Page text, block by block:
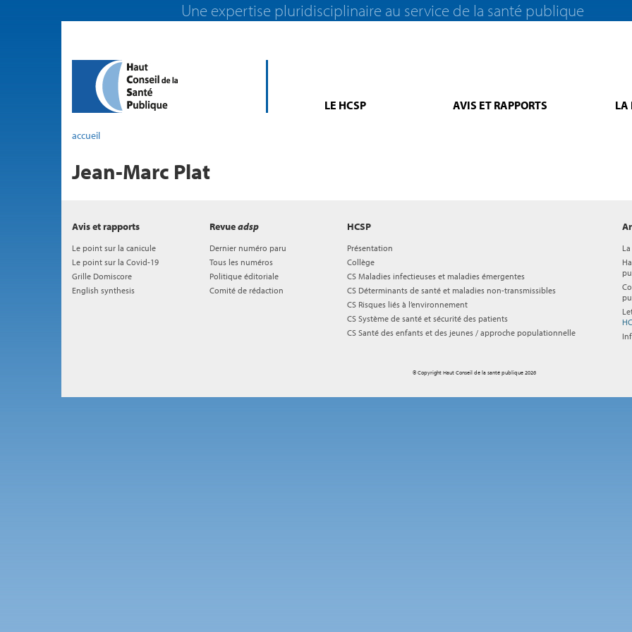
Une expertise pluridisciplinaire au service de la santé publique
LE HCSP AVIS ET RAPPORTS LA
accueil
Jean-Marc Plat
HCSP
Présentation
Collège
CS Maladies infectieuses et maladies émergentes
CS Déterminants de santé et maladies non-transmissibles
CS Risques liés à l’environnement
CS Système de santé et sécurité des patients
CS Santé des enfants et des jeunes / approche populationnelle
Avis et rapports
Le point sur la canicule
Le point sur la Covid-19
Grille Domiscore
English synthesis
Revueadsp
Dernier numéro paru
Tous les numéros
Politique éditoriale
Comité de rédaction
© Copyright Haut Conseil de la santé publique 2026